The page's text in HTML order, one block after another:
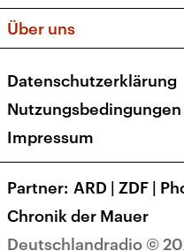
Apps
Newsletter
Veranstaltungen
Social Media
Über uns
Presse
Karriere
Transparenz
Deutschlandradio ©
Datenschutzerklärung
Nutzungsbedingungen
Impressum
Partner ARD | ZDF |
Chronik der Mauer